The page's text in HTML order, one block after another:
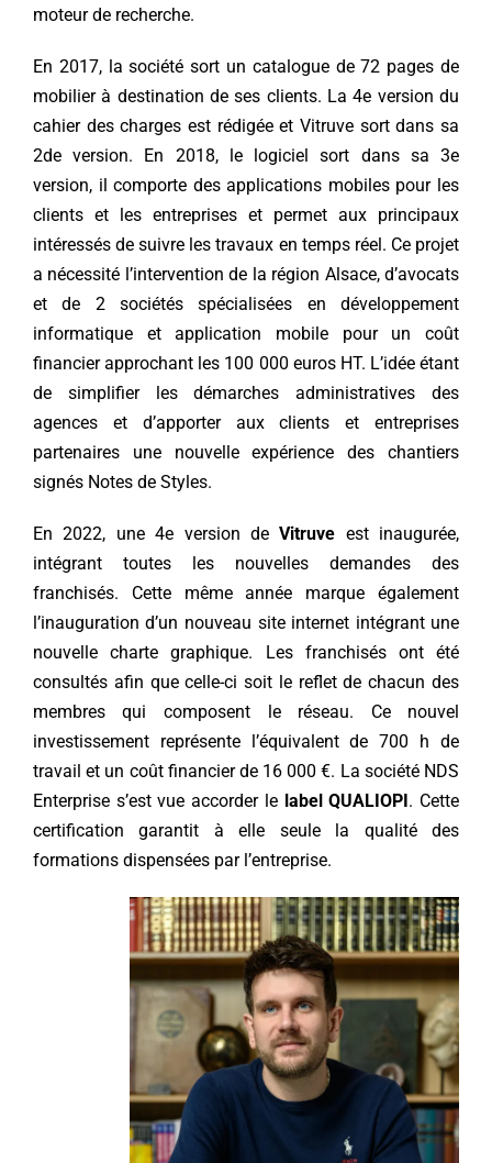
moteur de recherche.
En 2017, la société sort un catalogue de 72 pages de
mobilier à destination de ses clients. La 4e version du
cahier des charges est rédigée et Vitruve sort dans sa
2de version. En 2018, le logiciel sort dans sa 3e
version, il comporte des applications mobiles pour les
clients et les entreprises et permet aux principaux
intéressés de suivre les travaux en temps réel. Ce projet
a nécessité l’intervention de la région Alsace, d’avocats
et de 2 sociétés spécialisées en développement
informatique et application mobile pour un coût
financier approchant les 100 000 euros HT. L’idée étant
de simplifier les démarches administratives des
agences et d’apporter aux clients et entreprises
partenaires une nouvelle expérience des chantiers
signés Notes de Styles.
En 2022, une 4e version deVitruve est inaugurée,
intégrant toutes les nouvelles demandes des
franchisés. Cette même année marque également
l’inauguration d’un nouveau site internet intégrant une
nouvelle charte graphique. Les franchisés ont été
consultés afin que celle-ci soit le reflet de chacun des
membres qui composent le réseau. Ce nouvel
investissement représente l’équivalent de 700 h de
travail et un coût financier de 16 000 €. La société NDS
Enterprise s’est vue accorder le label QUALIOPI. Cette
certification garantit à elle seule la qualité des
formations dispensées par l’entreprise.